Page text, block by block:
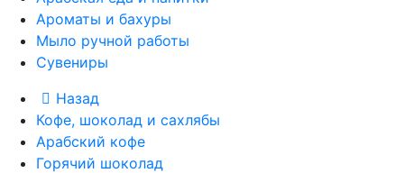
Ароматы и бахуры
Мыло ручной работы
Сувениры
Назад
Кофе, шоколад и сахлябы
Арабский кофе
Горячий шоколад